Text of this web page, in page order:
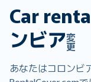
Car
ンビア変
更
あなたはコロンビ